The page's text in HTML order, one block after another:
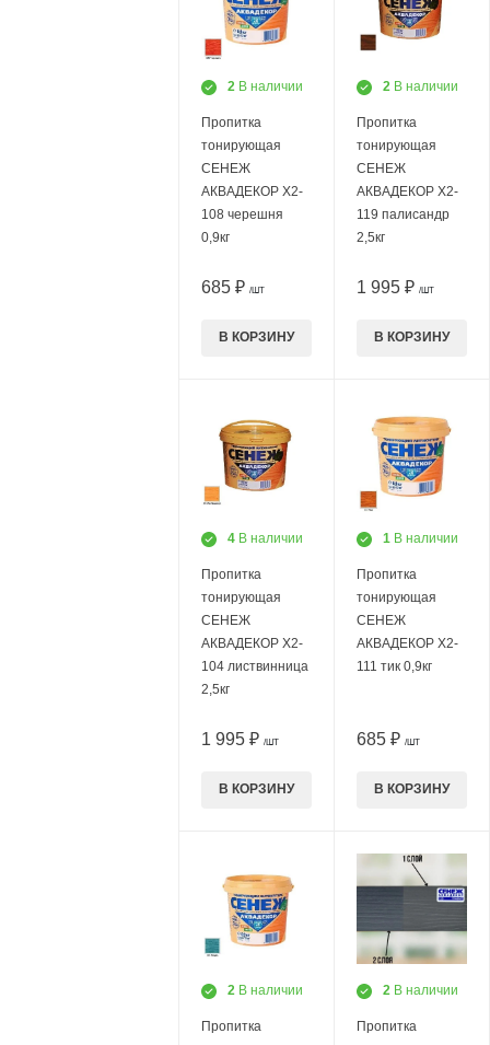
2 В наличии
Пропитка
тонирующая
СЕНЕЖ
АКВАДЕКОР Х2-
108 черешня
0,9кг
685 ₽ /ШТ
В КОРЗИНУ
2 В наличии
Пропитка
тонирующая
СЕНЕЖ
АКВАДЕКОР Х2-
119 палисандр
2,5кг
1 995 ₽ /ШТ
В КОРЗИНУ
4 В наличии
Пропитка
тонирующая
СЕНЕЖ
АКВАДЕКОР Х2-
104 листвинница
2,5кг
1 995 ₽ /ШТ
В КОРЗИНУ
1 В наличии
Пропитка
тонирующая
СЕНЕЖ
АКВАДЕКОР Х2-
111 тик 0,9кг
685 ₽ /ШТ
В КОРЗИНУ
2 В наличии
Пропитка
2 В наличии
Пропитка